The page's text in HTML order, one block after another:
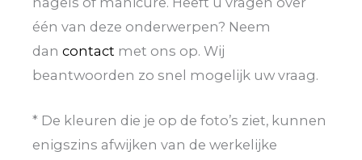
één van deze onderwerpen? Neem
dan contact met ons op. Wij
beantwoorden zo snel mogelijk uw vraag.
* De kleuren die je op de foto’s ziet, kunnen
enigszins afwijken van de werkelijke